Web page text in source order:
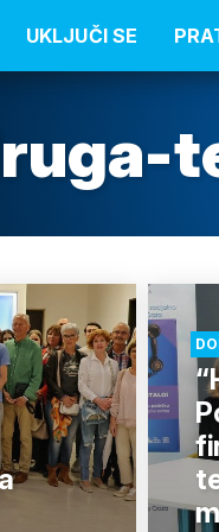
UKLJUČI SE